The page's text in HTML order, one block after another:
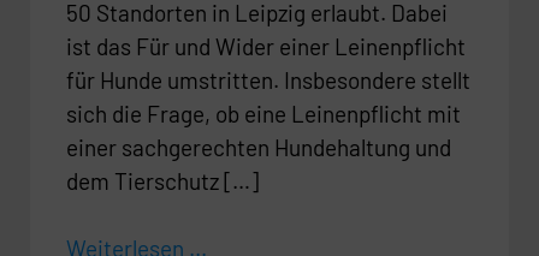
50 Standorten in Leipzig erlaubt. Dabei
ist das Für und Wider einer Leinenpflicht
für Hunde umstritten. Insbesondere stellt
sich die Frage, ob eine Leinenpflicht mit
einer sachgerechten Hundehaltung und
dem Tierschutz […]
Weiterlesen ...